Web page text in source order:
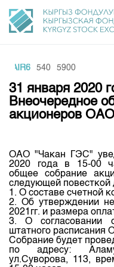
Финансовый рынок KG
О нас
Общая
Акционеры
Руководство
Внутренний
Комитеты
Участники торгов
Направления
Товарно-сырьевой
Листинг
Центр раскрытия
Тарифы
Аналитика
Нормативная
Биржевая
Депозитарная
Центр раскрытия
Статистика
Итоги последних
Архив торгов
Учебный центр
Общая
MAIR6 540 5900
31 января 2020
Внеочередное
акционеров
ОАО "Чакан ГЭС"
2020 года в 15-00
общее собрание
следующей повесткой
1. О составе счетной
2. Об утверждении
2021гг. и размера
3. О согласовании
штатного
Собрание будет
по адресу:
ул.Суворова, 113,